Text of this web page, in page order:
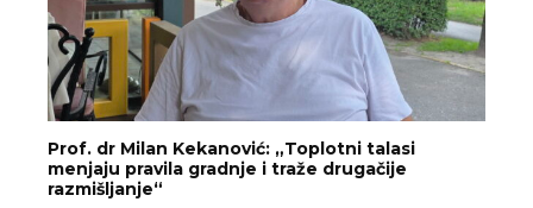
Prof. dr Milan Kekanović: „Toplotni talasi
menjaju pravila gradnje i traže drugačije
razmišljanje“